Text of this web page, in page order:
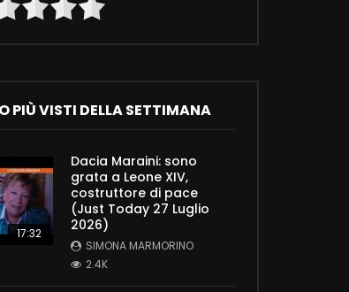
PIÙ VISTI DELLA SETTIMANA
17:32
Dacia Maraini: sono
grata a Leone XIV,
costruttore di pace
(Just Today 27 Luglio
2026)
SIMONA MARMORINO
2.4K